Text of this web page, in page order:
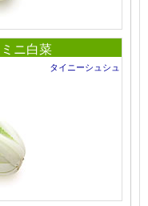
ニ白菜
タイニーシュシュ